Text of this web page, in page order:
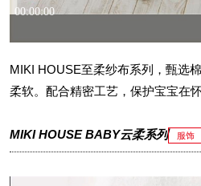
MIKI HOUSE至柔纱布系列，甄选
柔软。配合精密工艺，保护宝宝在
MIKI HOUSE BABY云柔系列 服饰